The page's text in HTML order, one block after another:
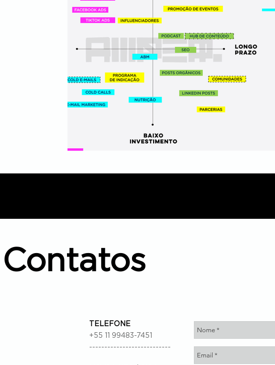
Marketing de Conteúdo Inteligência Artificial
Inbound Marketing B2B Eventos
Contatos
TELEFONE
+55 11 99483-7451
---------------------------